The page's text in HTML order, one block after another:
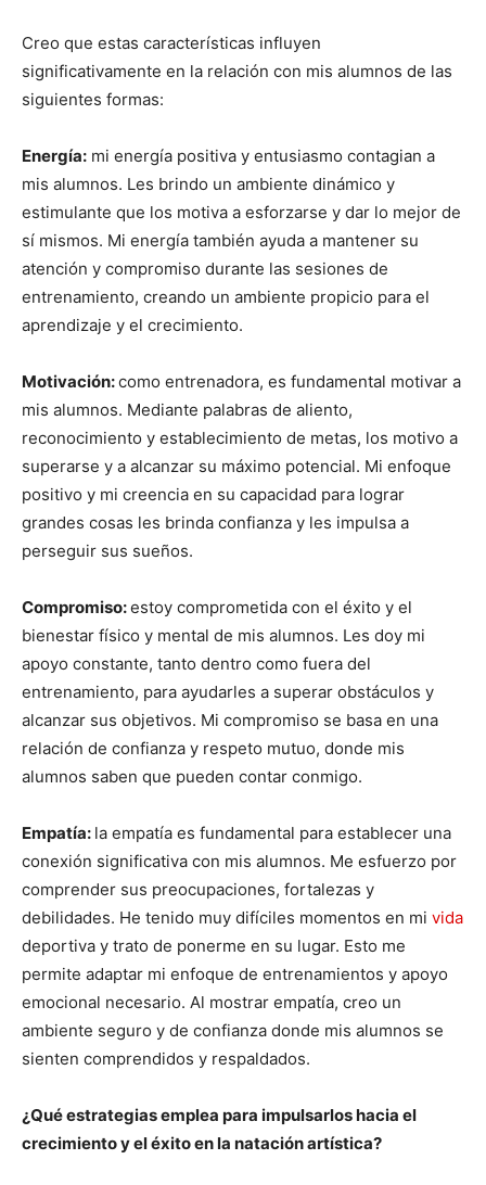
Creo que estas características influyen
significativamente en la relación con mis alumnos de las
siguientes formas:
Energía: mi energía positiva y entusiasmo contagian a
mis alumnos. Les brindo un ambiente dinámico y
estimulante que los motiva a esforzarse y dar lo mejor de
sí mismos. Mi energía también ayuda a mantener su
atención y compromiso durante las sesiones de
entrenamiento, creando un ambiente propicio para el
aprendizaje y el crecimiento.
Motivación:como entrenadora, es fundamental motivar a
mis alumnos. Mediante palabras de aliento,
reconocimiento y establecimiento de metas, los motivo a
superarse y a alcanzar su máximo potencial. Mi enfoque
positivo y mi creencia en su capacidad para lograr
grandes cosas les brinda confianza y les impulsa a
perseguir sus sueños.
Compromiso:estoy comprometida con el éxito y el
bienestar físico y mental de mis alumnos. Les doy mi
apoyo constante, tanto dentro como fuera del
entrenamiento, para ayudarles a superar obstáculos y
alcanzar sus objetivos. Mi compromiso se basa en una
relación de confianza y respeto mutuo, donde mis
alumnos saben que pueden contar conmigo.
Empatía: la empatía es fundamental para establecer una
conexión significativa con mis alumnos. Me esfuerzo por
comprender sus preocupaciones, fortalezas y
debilidades. He tenido muy difíciles momentos en mi vida
deportiva y trato de ponerme en su lugar. Esto me
permite adaptar mi enfoque de entrenamientos y apoyo
emocional necesario. Al mostrar empatía, creo un
ambiente seguro y de confianza donde mis alumnos se
sienten comprendidos y respaldados.
¿Qué estrategias emplea para impulsarlos hacia el
crecimiento y el éxito en la natación artística?